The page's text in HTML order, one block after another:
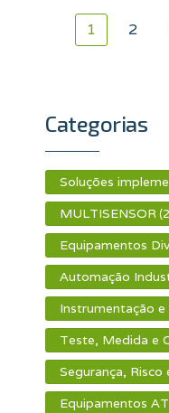
1
2
Categorias
Soluções
MULTISENSOR
Equipamentos
Automação
Instrumentação
Teste, Medida e
Segurança, Risco
Equipamentos